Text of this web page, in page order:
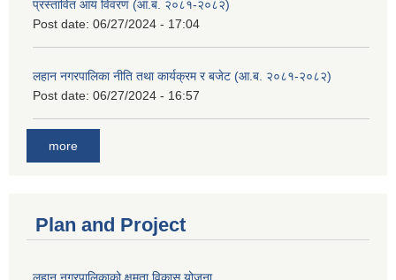
प्रस्तावित आय विवरण (आ.ब. २०८१-२०८२)
Post date: 06/27/2024 - 17:04
लहान नगरपालिका नीति तथा कार्यक्रम र बजेट (आ.ब. २०८१-२०८२)
Post date: 06/27/2024 - 16:57
more
Plan and Project
लहान नगरपालिकाको क्षमता विकास योजना